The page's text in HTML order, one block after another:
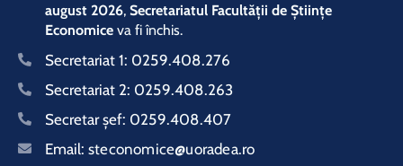
august 2026, Secretariatul Facultății de Științe
Economice va fi închis.
Secretariat 1: 0259.408.276
Secretariat 2: 0259.408.263
Secretar şef: 0259.408.407
Email: steconomice@uoradea.ro